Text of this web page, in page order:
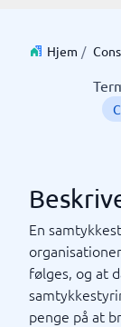
Hjem /
En
følges, og at
penge på at